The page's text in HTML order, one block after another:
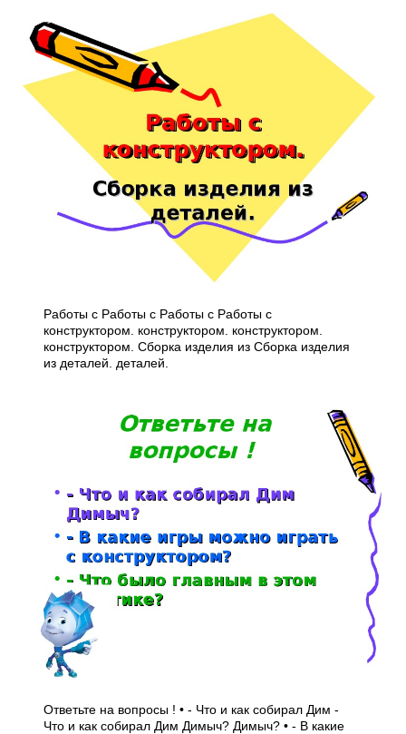
Работы с Работы с Работы с Работы с
конструктором. конструктором. конструктором.
конструктором. Сборка изделия из Сборка изделия
из деталей. деталей.
Ответьте на вопросы ! • - Что и как собирал Дим -
Что и как собирал Дим Димыч? Димыч? • - В какие